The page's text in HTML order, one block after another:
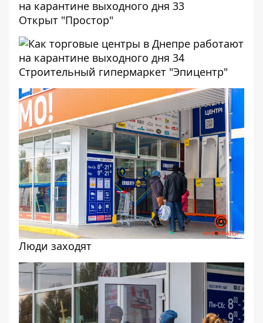
Открыт "Простор"
Строительный гипермаркет "Эпицентр"
Люди заходят